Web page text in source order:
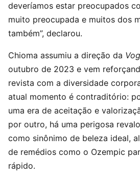
deveríamos estar preocupados
muito preocupada e muitos dos
também”, declarou.
Chioma assumiu a direção da
outubro de 2023 e vem
revista com a diversidade
atual momento é contraditório:
uma era de aceitação e
por outro, há uma perigosa
como sinônimo de beleza ideal,
de remédios como o Ozempic
rápido.